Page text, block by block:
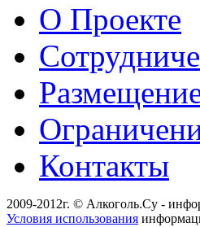
О Проекте
Контакты
2009-2012г. © Алкоголь.Су -
Условия использования